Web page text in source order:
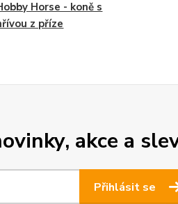
Horse - koně s
z příze
akce a
Přihlásit se